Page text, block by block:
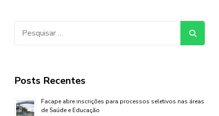
Posts Recentes
Facape abre inscrições para processos seletivos nas áreas
de Saúde e Educação